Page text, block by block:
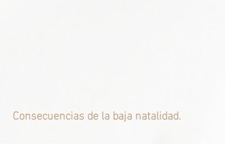
Consecuencias de la baja natalidad.